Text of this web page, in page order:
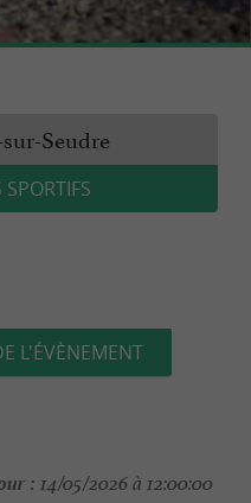
Seudre
L'ÉVÈNEMENT
: 14/05/2026 à 12:00:00